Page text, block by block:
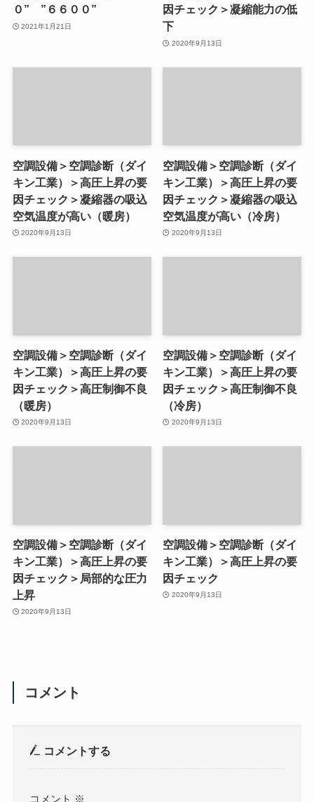
０” ”６６００”
2021年1月21日
因チェック＞凝縮能力の低
下
2020年9月13日
空調設備＞空調診断（ダイ
キン工業）＞高圧上昇の要
因チェック＞凝縮器の吸込
空気温度が高い（暖房）
2020年9月13日
空調設備＞空調診断（ダイ
キン工業）＞高圧上昇の要
因チェック＞凝縮器の吸込
空気温度が高い（冷房）
2020年9月13日
空調設備＞空調診断（ダイ
キン工業）＞高圧上昇の要
因チェック＞高圧制御不良
（暖房）
2020年9月13日
空調設備＞空調診断（ダイ
キン工業）＞高圧上昇の要
因チェック＞高圧制御不良
（冷房）
2020年9月13日
空調設備＞空調診断（ダイ
キン工業）＞高圧上昇の要
因チェック＞局部的な圧力
上昇
2020年9月13日
空調設備＞空調診断（ダイ
キン工業）＞高圧上昇の要
因チェック
2020年9月13日
コメント
コメントする
コメント ※